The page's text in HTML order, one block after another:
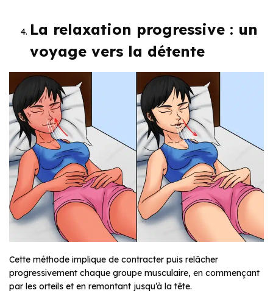
La relaxation progressive : un
voyage vers la détente
Cette méthode implique de contracter puis relâcher
progressivement chaque groupe musculaire, en commençant
par les orteils et en remontant jusqu’à la tête.